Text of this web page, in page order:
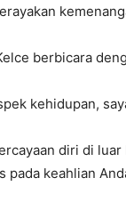
berbicara
kehidupan,
diri di
pada keahlian